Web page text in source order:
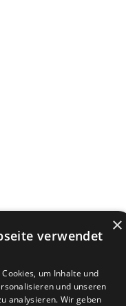
×
verwendet
um Inhalte und
und unseren
analysieren. Wir geben